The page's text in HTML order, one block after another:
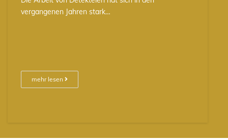
vergangenen Jahren stark…
mehr lesen